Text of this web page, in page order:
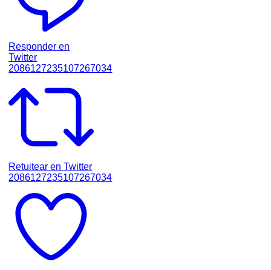
Responder en
Twitter
2086127235107267034
Retuitear en Twitter
2086127235107267034